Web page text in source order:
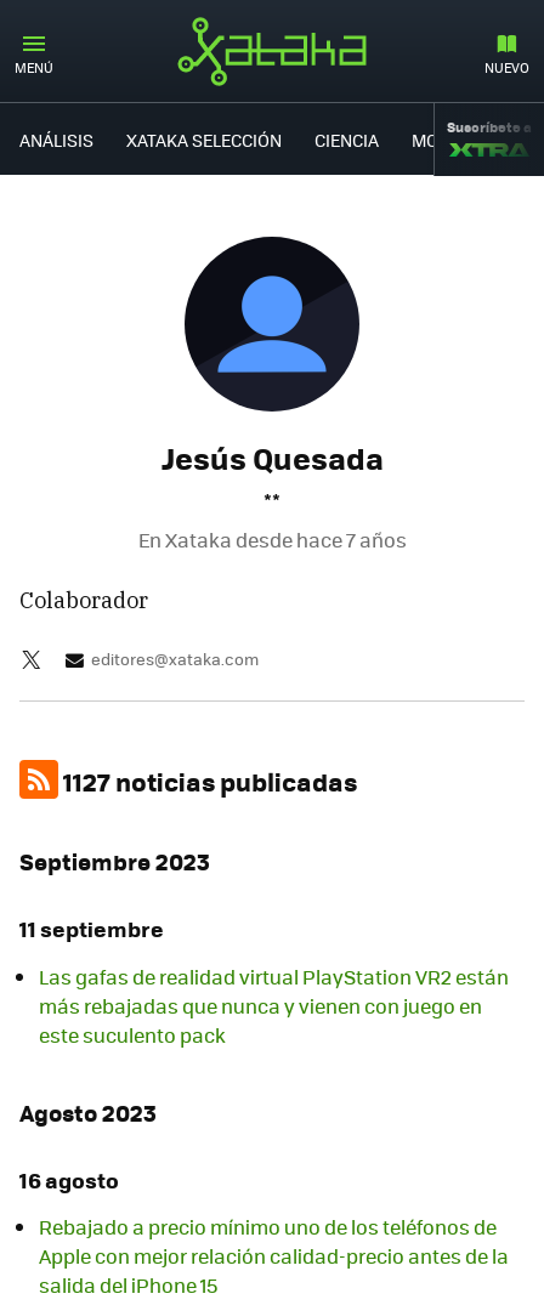
MENÚ NUEVO
ANÁLISIS XATAKA SELECCIÓN CIENCIA MOVILIDAD
Suscríbete a
Jesús Quesada
**
En Xataka desdehace 7 años
Colaborador
editores@xataka.com
1127 noticias publicadas
Septiembre 2023
11 septiembre
Las gafas de realidad virtual PlayStation VR2 están
más rebajadas que nunca y vienen con juego en
este suculento pack
Agosto 2023
16 agosto
Rebajado a precio mínimo uno de los teléfonos de
Apple con mejor relación calidad-precio antes de la
salida del iPhone 15